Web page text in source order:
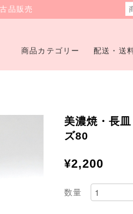
品販売
商品カテゴリー 配送・送
美濃焼・長
ズ80
¥2,200
数量